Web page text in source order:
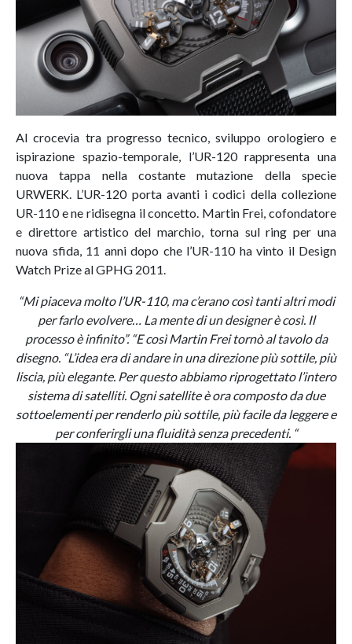
Al crocevia tra progresso tecnico, sviluppo orologiero e
ispirazione spazio-temporale, l’UR-120 rappresenta una
nuova tappa nella costante mutazione della specie
URWERK. L’UR-120 porta avanti i codici della collezione
UR-110 e ne ridisegna il concetto. Martin Frei, cofondatore
e direttore artistico del marchio, torna sul ring per una
nuova sfida, 11 anni dopo che l’UR-110 ha vinto il Design
Watch Prize al GPHG 2011.
“Mi piaceva molto l’UR-110, ma c’erano così tanti altri modi
per farlo evolvere… La mente di un designer è così. Il
processo è infinito”. “E così Martin Frei tornò al tavolo da
disegno. “L’idea era di andare in una direzione più sottile, più
liscia, più elegante. Per questo abbiamo riprogettato l’intero
sistema di satelliti. Ogni satellite è ora composto da due
sottoelementi per renderlo più sottile, più facile da leggere e
per conferirgli una fluidità senza precedenti. “